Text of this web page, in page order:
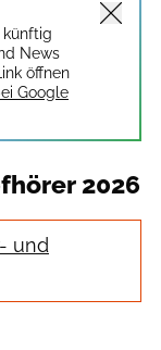
künftig
News
öffnen
Google
2026
und